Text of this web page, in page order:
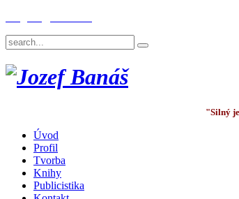
"Silný
Úvod
Profil
Tvorba
Knihy
Publicistika